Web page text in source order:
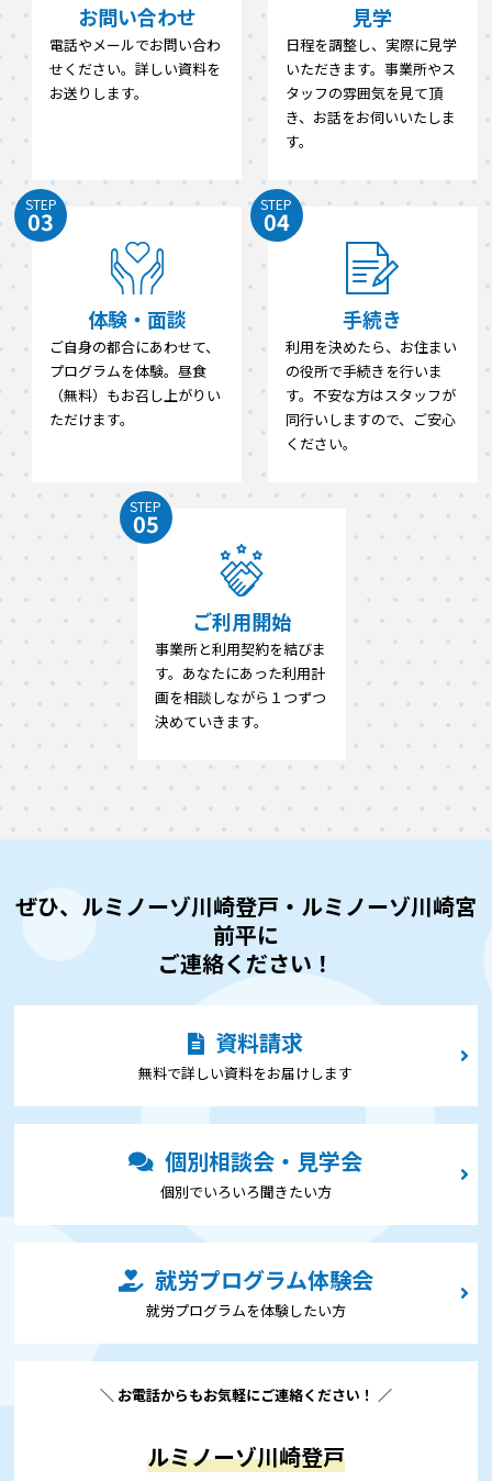
お問い合わせ
電話やメールでお問い合わ
せください。詳しい資料を
お送りします。
見学
日程を調整し、実際に見学
いただきます。事業所やス
タッフの雰囲気を見て頂
き、お話をお伺いいたしま
す。
STEP
03
体験・面談
ご自身の都合にあわせて、
プログラムを体験。昼食
（無料）もお召し上がりい
ただけます。
STEP
04
手続き
利用を決めたら、お住まい
の役所で手続きを行いま
す。不安な方はスタッフが
同行いしますので、ご安心
ください。
STEP
05
ご利用開始
事業所と利用契約を結びま
す。あなたにあった利用計
画を相談しながら１つずつ
決めていきます。
ぜひ、ルミノーゾ川崎登戸・ルミノーゾ川崎宮
前平に
ご連絡ください！
資料請求
無料で詳しい資料をお届けします
個別相談会・見学会
個別でいろいろ聞きたい⽅
就労プログラム体験会
就労プログラムを体験したい⽅
＼ お電話からもお気軽にご連絡ください！ ／
ルミノーゾ川崎登戸